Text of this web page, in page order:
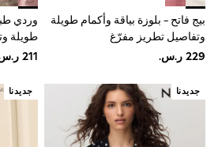
Knitwear
Loungewear
Nightwear & Pyjamas
Pants & Leggings
Schoolwear
Sets & Outfits
Shirts & Blouses
Shorts & Skirts
بيج فاتح - بلوزة بياقة وأكمام طويلة
وتفاصيل تطريز مفرّغ
وردي
طويلة
جديدنا جديدنا